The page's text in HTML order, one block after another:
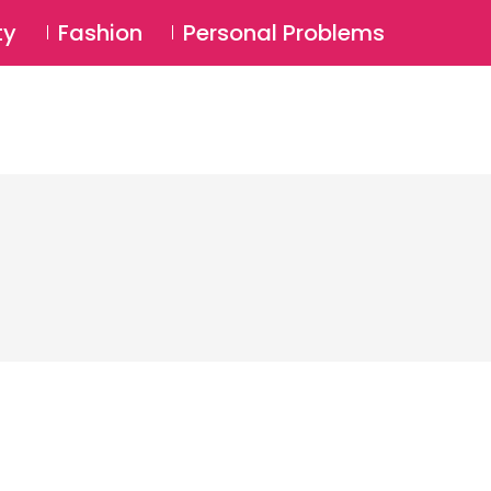
Login ⚲
Fashion Personal Problems